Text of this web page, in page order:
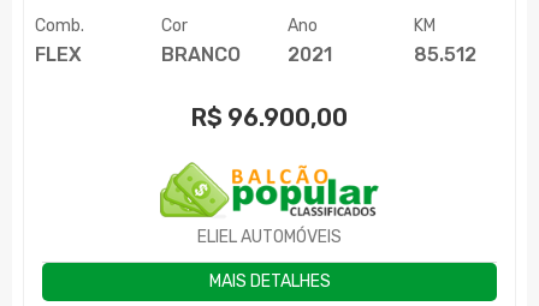
Comb.
FLEX
Cor
BRANCO
Ano
2021
KM
85.512
R$ 96.900,00
ELIEL AUTOMÓVEIS
MAIS DETALHES